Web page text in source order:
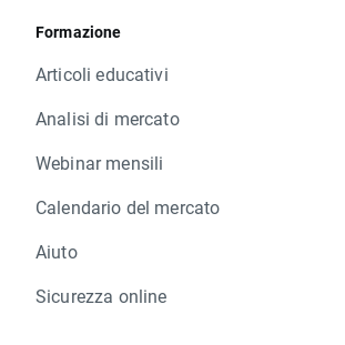
Formazione
Articoli educativi
Analisi di mercato
Webinar mensili
Calendario del mercato
Aiuto
Sicurezza online